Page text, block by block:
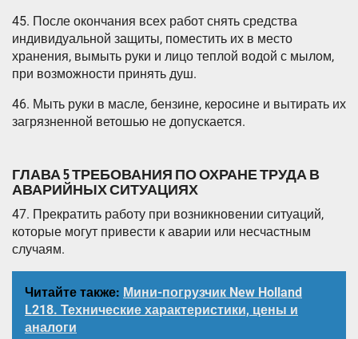
45. После окончания всех работ снять средства
индивидуальной защиты, поместить их в место
хранения, вымыть руки и лицо теплой водой с мылом,
при возможности принять душ.
46. Мыть руки в масле, бензине, керосине и вытирать их
загрязненной ветошью не допускается.
ГЛАВА 5 ТРЕБОВАНИЯ ПО ОХРАНЕ ТРУДА В
АВАРИЙНЫХ СИТУАЦИЯХ
47. Прекратить работу при возникновении ситуаций,
которые могут привести к аварии или несчастным
случаям.
Читайте также: Мини-погрузчик New Holland
L218. Технические характеристики, цены и
аналоги